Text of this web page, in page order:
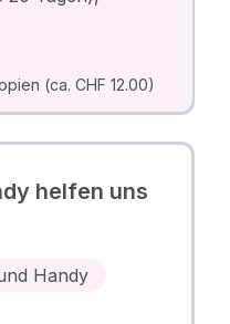
(ca. CHF 12.00)
helfen uns
Handy